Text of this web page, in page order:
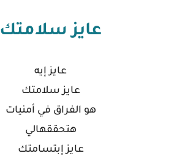
عايز سلامتك
عايز إيه
عايز سلامتك
هو الفراق في أمنيات
هتحققهالي
عايز إبتسامتك